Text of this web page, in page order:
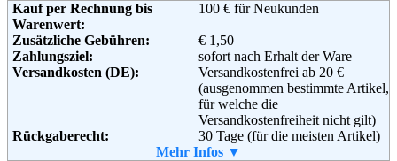
Kauf per Rechnung bis
Warenwert:
100 € für Neukunden
Zusätzliche Gebühren:
€ 1,50
Zahlungsziel:
sofort nach Erhalt der Ware
Versandkosten (DE):
Versandkostenfrei ab 20 €
(ausgenommen bestimmte Artikel,
für welche die
Versandkostenfreiheit nicht gilt)
Rückgaberecht:
30 Tage (für die meisten Artikel)
Ja, ab einem Warenwert von 40 €.
Mehr Infos ▼